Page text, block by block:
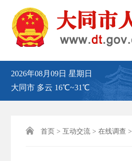
2026年08月09日 星期日
大同市 多云 16℃~31℃
 首页 > 互动交流 > 在线调查 >